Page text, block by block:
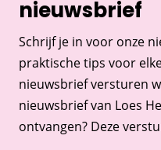
nieuwsbrief
Schrijf je in voor onze
praktische tips voor
nieuwsbrief versturen
nieuwsbrief van Loes
ontvangen? Deze